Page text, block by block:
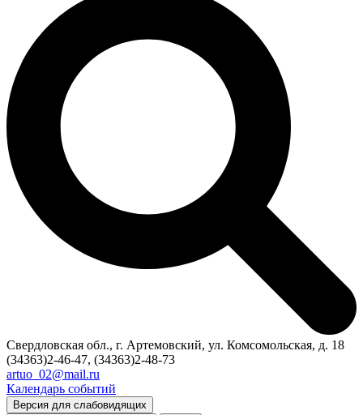
Свердловская обл., г. Артемовский, ул. Комсомольская, д. 18
(34363)2-46-47, (34363)2-48-73
artuo_02@mail.ru
Календарь событий
Версия для слабовидящих